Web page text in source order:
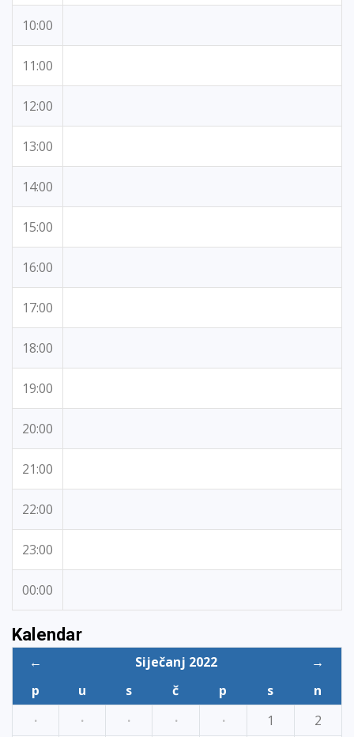
10:00
11:00
12:00
13:00
14:00
15:00
16:00
17:00
18:00
19:00
20:00
21:00
22:00
23:00
00:00
Kalendar
← Siječanj 2022
→
p
u s č p s
n
·
· · · · 1
2